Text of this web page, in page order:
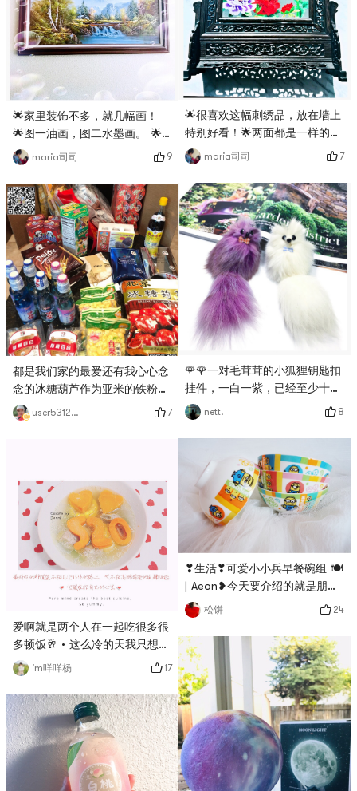
🌟家里装饰不多，就几幅画！
🌟图一油画，图二水墨画。 🌟
图三好像是照片来着。 🌟图四
是贝壳🐚做的仙鹤😍😍，实物老
漂亮了 # 温暖小家养成记 #
maria司司 9
都是我们家的最爱还有我心心念
念的冰糖葫芦作为亚米的铁粉每
一段时间都必须购一堆堆# 什么
值得买 # # 温暖小家养成记 #
user5312874918 7
爱啊就是两个人在一起吃很多很
多顿饭🥂 • 这么冷的天我只想为
你做顿饭😊 然后你开心的吃完
并对着我笑这样我就满足了 #
手机里舍不得删的照片 # # 私
藏好货大曝光 # # 我的早餐打
卡 # # 温暖小家养成记 #
im咩咩杨 17
🌟很喜欢这幅刺绣品，放在墙上
特别好看！🌟两面都是一样的花
朵🌺式样，花开富贵！中国特色
非常浓郁！🌟做工也非常精细！
很别致啊！🌟其实，中国有很多
传统手艺作品，都是非常值得收
藏哒😘😘# 温暖小家养成记 # #
什么值得买 #
maria司司 7
🌹🌹一对毛茸茸的小狐狸钥匙扣
挂件，一白一紫，已经至少十年
以上了，以前特别喜欢把玩，现
在尽管颜色都已经慢慢褪掉了，
依然很喜欢，我这是有多恋旧～
～～～🤣🤣# 百万积分第五季 #
# 温暖小家养成记 #
nett. 8
❣生活❣可爱小小兵早餐碗组 🍽
| Aeon❥今天要介绍的就是朋友
送我的碗，我的陶瓷碗和餐具上
印有不同的小小兵，有可爱顺眼
的餐具，食物整个就变得很美
味。🍮# 什么值得买 # # 温暖
小家养成记 # # 2018剁手红榜
# # 国货种草愿望清单 # # 下
厨秘密武器 #
松饼 24